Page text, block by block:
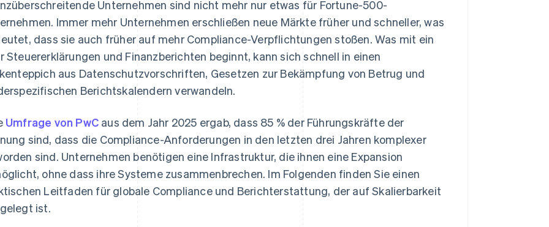
Unternehmen sind nicht mehr nur etwas für Fortune-500-
Immer mehr Unternehmen erschließen neue Märkte früher und schneller, was
dass sie auch früher auf mehr Compliance-Verpflichtungen stoßen. Was mit ein
Steuererklärungen und Finanzberichten beginnt, kann sich schnell in einen
aus Datenschutzvorschriften, Gesetzen zur Bekämpfung von Betrug und
Berichtskalendern verwandeln.
Umfrage von PwC aus dem Jahr 2025 ergab, dass 85 % der Führungskräfte der
sind, dass die Compliance-Anforderungen in den letzten drei Jahren komplexer
sind. Unternehmen benötigen eine Infrastruktur, die ihnen eine Expansion
ohne dass ihre Systeme zusammenbrechen. Im Folgenden finden Sie einen
Leitfaden für globale Compliance und Berichterstattung, der auf Skalierbarkeit
ist.